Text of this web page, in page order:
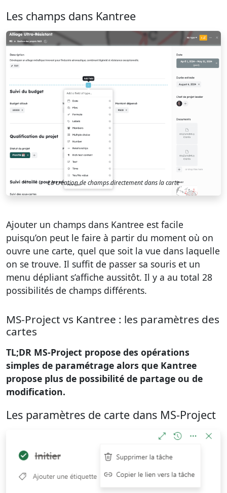
Les champs dans Kantree
La création de champs directement dans la carte
Ajouter un champs dans Kantree est facile
puisqu’on peut le faire à partir du moment où on
ouvre une carte, quel que soit la vue dans laquelle
on se trouve. Il suffit de passer sa souris et un
menu dépliant s’affiche aussitôt. Il y a au total 28
possibilités de champs différents.
MS-Project vs Kantree : les paramètres des
cartes
TL;DR MS-Project propose des opérations
simples de paramétrage alors que Kantree
propose plus de possibilité de partage ou de
modification.
Les paramètres de carte dans MS-Project